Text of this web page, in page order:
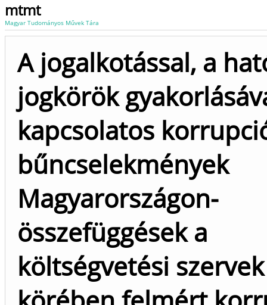
mtmt
Magyar Tudományos Művek Tára
A jogalkotással, a
jogkörök
kapcsolatos
bűncselekmények
Magyarországon-
összefüggések a
költségvetési szervek